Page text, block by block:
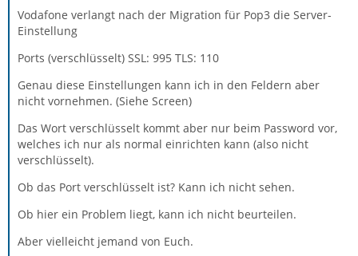
Vodafone verlangt nach der Migration für Pop3 die Server-
Einstellung
Ports (verschlüsselt) SSL: 995 TLS: 110
Genau diese Einstellungen kann ich in den Feldern aber
nicht vornehmen. (Siehe Screen)
Das Wort verschlüsselt kommt aber nur beim Password vor,
welches ich nur als normal einrichten kann (also nicht
verschlüsselt).
Ob das Port verschlüsselt ist? Kann ich nicht sehen.
Ob hier ein Problem liegt, kann ich nicht beurteilen.
Aber vielleicht jemand von Euch.